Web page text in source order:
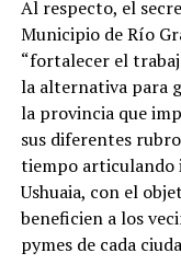
Al respecto, el
Municipio de Río
“fortalecer el
la alternativa para
la provincia que
sus diferentes
tiempo articulando
Ushuaia, con el
beneficien a los
pymes de cada